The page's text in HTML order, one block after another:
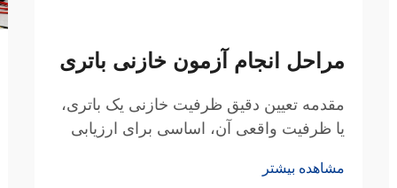
مراحل انجام آزمون خازنی باتری
مقدمه تعیین دقیق ظرفیت خازنی یک باتری،
یا ظرفیت واقعی آن، اساسی برای ارزیابی
برای تولیدکنندگان و بخشهای تحقیق و توسعه
مشاهده بیشتر